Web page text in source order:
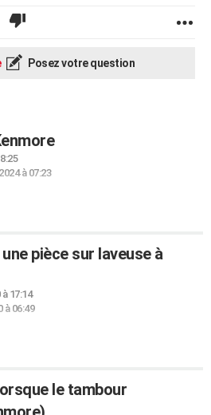
Posez votre question
à 07:23
pièce sur laveuse à
17:14
à 06:49
le tambour